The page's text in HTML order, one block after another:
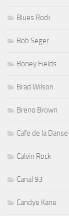
Blues Rock
Bob Seger
Boney Fields
Brad Wilson
Breno Brown
Cafe de la Danse
Calvin Rock
Canal 93
Candye Kane